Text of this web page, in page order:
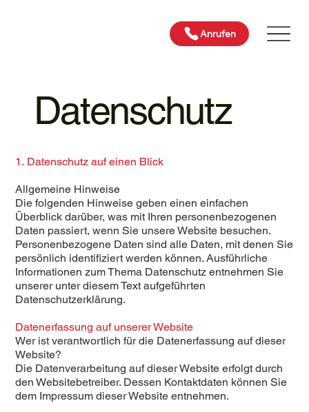
Anrufen
Datenschutz
1. Datenschutz auf einen Blick
Allgemeine Hinweise
Die folgenden Hinweise geben einen einfachen
Überblick darüber, was mit Ihren personenbezogenen
Daten passiert, wenn Sie unsere Website besuchen.
Personenbezogene Daten sind alle Daten, mit denen Sie
persönlich identifiziert werden können. Ausführliche
Informationen zum Thema Datenschutz entnehmen Sie
unserer unter diesem Text aufgeführten
Datenschutzerklärung.
Datenerfassung auf unserer Website
Wer ist verantwortlich für die Datenerfassung auf dieser
Website?
Die Datenverarbeitung auf dieser Website erfolgt durch
den Websitebetreiber. Dessen Kontaktdaten können Sie
dem Impressum dieser Website entnehmen.